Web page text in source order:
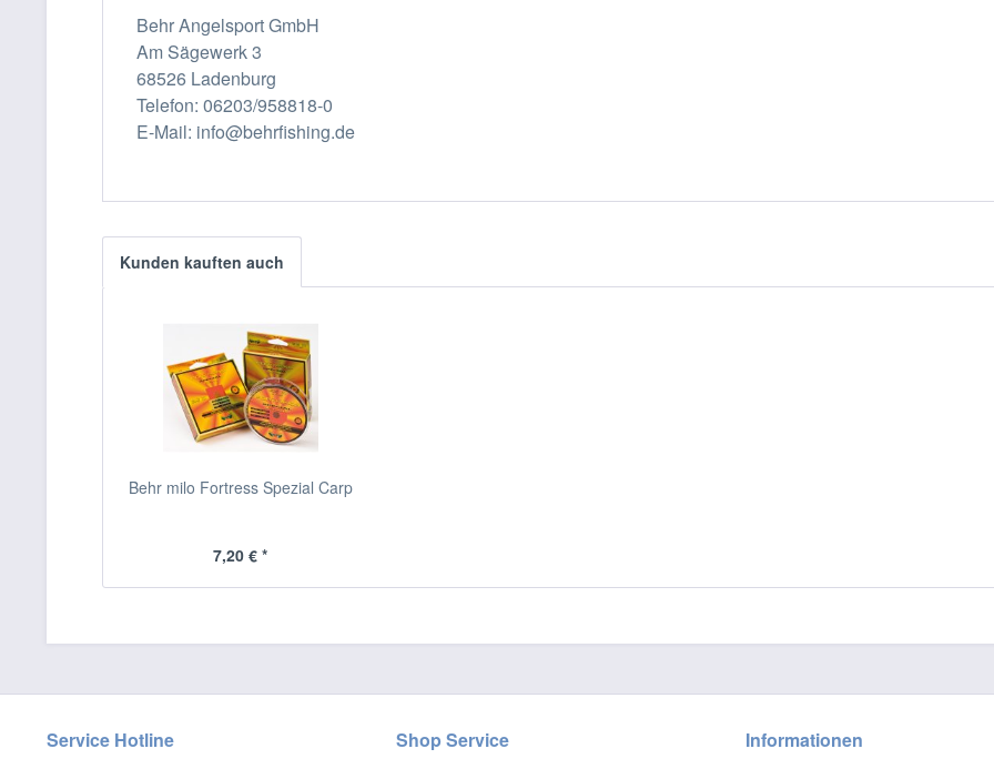
Behr Angelsport GmbH
Am Sägewerk 3
68526 Ladenburg
Telefon: 06203/958818-0
E-Mail: info@behrfishing.de
Kunden kauften auch
Behr milo Fortress Spezial Carp
7,20 € *
Service Hotline
Shop Service
Informationen